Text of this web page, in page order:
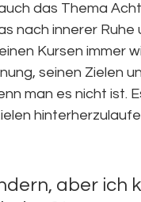
das Thema
nach innerer Ruhe
Kursen immer
seinen Zielen
man es nicht ist.
aber ich